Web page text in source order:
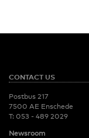
CONTACT US
Postbus 217
7500 AE Enschede
T: 053 - 489 2029
Newsroom